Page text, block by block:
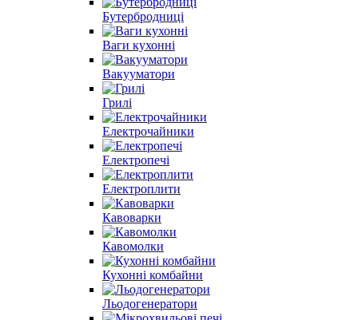
Бутербродниці
Ваги кухонні
Вакууматори
Грилі
Електрочайники
Електропечі
Електроплити
Кавоварки
Кавомолки
Кухонні комбайни
Льодогенератори